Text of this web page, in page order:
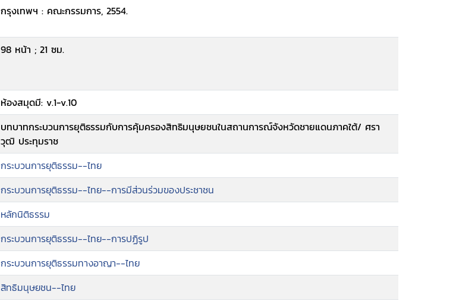
กรุงเทพฯ : คณะกรรมการ, 2554.
98 หน้า ; 21 ซม.
ห้องสมุดมี: v.1-v.10
บทบาทกระบวนการยุติธรรมกับการคุ้มครองสิทธิมนุษยชนในสถานการณ์จังหวัดชายแดนภาคใต้/ ศรา
วุฒิ ประทุมราช
กระบวนการยุติธรรม--ไทย
กระบวนการยุติธรรม--ไทย--การมีส่วนร่วมของประชาชน
หลักนิติธรรม
กระบวนการยุติธรรม--ไทย--การปฏิรูป
กระบวนการยุติธรรมทางอาญา--ไทย
สิทธิมนุษยชน--ไทย